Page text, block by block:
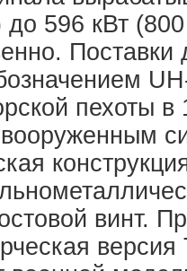
до 596 кВт
пехоты в
винт.